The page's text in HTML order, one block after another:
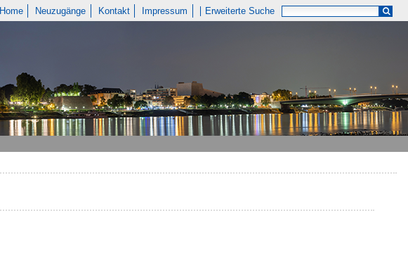
Home Neuzugänge Kontakt Impressum Erweiterte Suche